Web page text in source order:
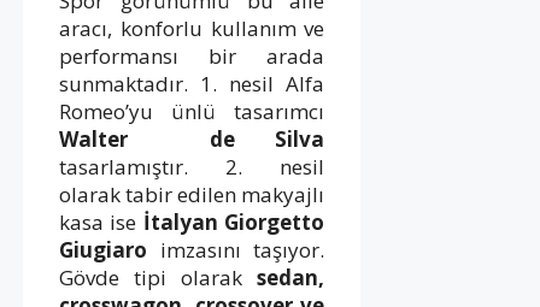
aracı, konforlu kullanım ve
performansı bir arada
sunmaktadır. 1. nesil Alfa
Romeo’yu ünlü tasarımcı
Walter de Silva
tasarlamıştır. 2. nesil
olarak tabir edilen makyajlı
kasa ise İtalyan Giorgetto
Giugiaro imzasını taşıyor.
Gövde tipi olaraksedan,